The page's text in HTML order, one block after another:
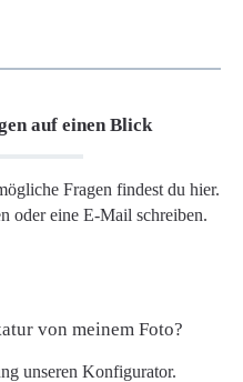
auf einen Blick
Fragen findest du hier.
oder eine E-Mail schreiben.
von meinem Foto?
unseren Konfigurator.